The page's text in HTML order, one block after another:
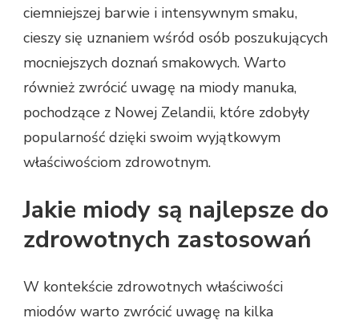
ciemniejszej barwie i intensywnym smaku,
cieszy się uznaniem wśród osób poszukujących
mocniejszych doznań smakowych. Warto
również zwrócić uwagę na miody manuka,
pochodzące z Nowej Zelandii, które zdobyły
popularność dzięki swoim wyjątkowym
właściwościom zdrowotnym.
Jakie miody są najlepsze do
zdrowotnych zastosowań
W kontekście zdrowotnych właściwości
miodów warto zwrócić uwagę na kilka